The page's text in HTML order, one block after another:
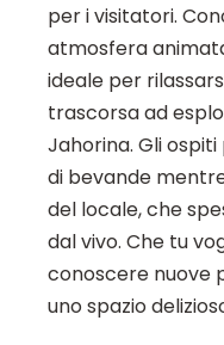
per i visitatori.
atmosfera
ideale per
trascorsa ad
Jahorina. Gli
di bevande
del locale, che
dal vivo. Che tu
conoscere nuove
uno spazio